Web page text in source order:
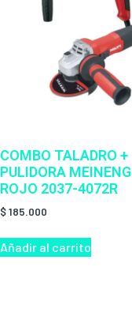
COMBO TALADRO +
PULIDORA MEINENG
ROJO 2037-4072R
$185.000
Añadir al carrito